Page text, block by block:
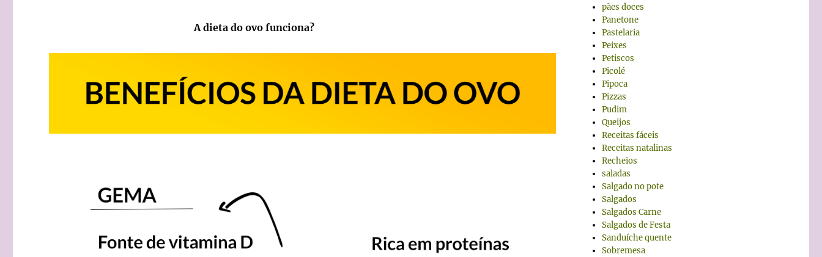
A dieta do ovo funciona?
pães doces
Panetone
Pastelaria
Peixes
Petiscos
Picolé
Pipoca
Pizzas
Pudim
Queijos
Receitas fáceis
Receitas natalinas
Recheios
saladas
Salgado no pote
Salgados
Salgados Carne
Salgados de Festa
Sanduíche quente
Sobremesa